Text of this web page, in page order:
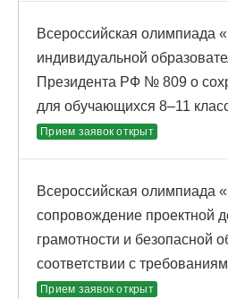
Всероссийская олимпиада
индивидуальной
Президента РФ № 809 о
для обучающихся 8–11
Прием заявок открыт
Всероссийская олимпиада
сопровождение проектной
грамотности и безопасной
соответствии с
Прием заявок открыт